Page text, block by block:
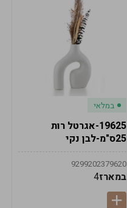
במלאי
19625-אגרטל רות
25ס"מ-לבן נקי
9299202379620
במארז4